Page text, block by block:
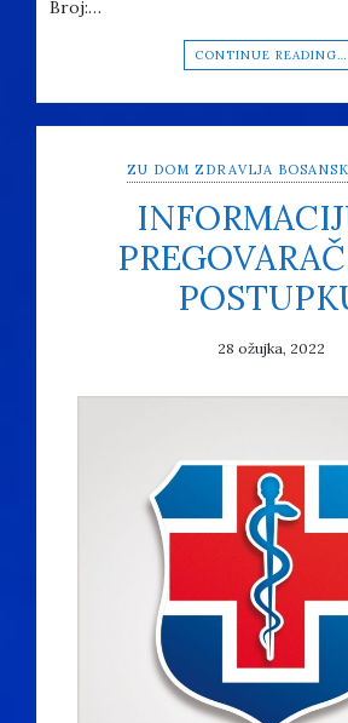
Broj:…
CONTINUE READING…
ZU DOM ZDRAVLJA
28 ožujka, 2022